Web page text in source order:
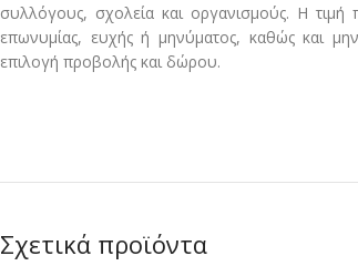
συλλόγους, σχολεία και οργανισμούς. Η τιμή
επωνυμίας, ευχής ή μηνύματος, καθώς και
επιλογή προβολής και δώρου.
Σχετικά προϊόντα